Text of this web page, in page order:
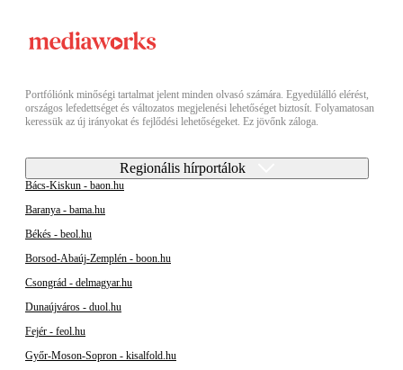
Portfóliónk minőségi tartalmat jelent minden olvasó számára. Egyedülálló elérést,
országos lefedettséget és változatos megjelenési lehetőséget biztosít. Folyamatosan
keressük az új irányokat és fejlődési lehetőségeket. Ez jövőnk záloga.
Regionális hírportálok
Bács-Kiskun - baon.hu
Baranya - bama.hu
Békés - beol.hu
Borsod-Abaúj-Zemplén - boon.hu
Csongrád - delmagyar.hu
Dunaújváros - duol.hu
Fejér - feol.hu
Győr-Moson-Sopron - kisalfold.hu